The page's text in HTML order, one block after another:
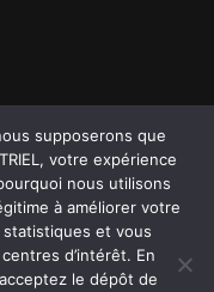
DE COM
supposerons que
votre expérience
nous utilisons
à améliorer votre
et vous
d’intérêt. En
le dépôt de